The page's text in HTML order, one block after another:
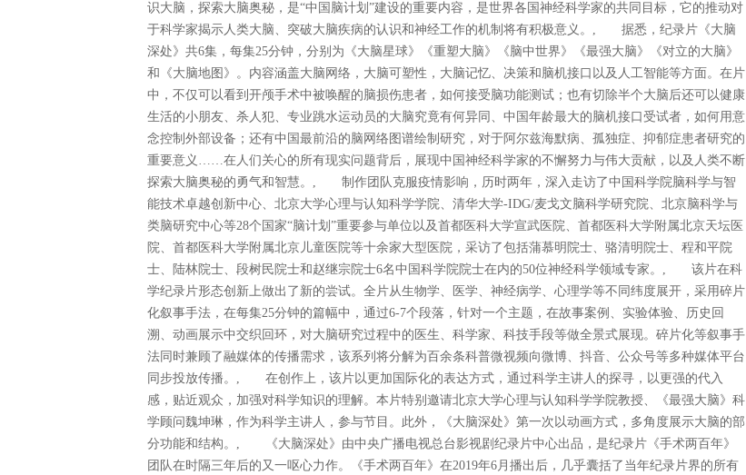
识大脑，探索大脑奥秘，是“中国脑计划”建设的重要内容，是世界各国神经科学家的共同目标，它的推动对
于科学家揭示人类大脑、突破大脑疾病的认识和神经工作的机制将有积极意义。, 据悉，纪录片《大脑
深处》共6集，每集25分钟，分别为《大脑星球》《重塑大脑》《脑中世界》《最强大脑》《对立的大脑》
和《大脑地图》。内容涵盖大脑网络，大脑可塑性，大脑记忆、决策和脑机接口以及人工智能等方面。在片
中，不仅可以看到开颅手术中被唤醒的脑损伤患者，如何接受脑功能测试；也有切除半个大脑后还可以健康
生活的小朋友、杀人犯、专业跳水运动员的大脑究竟有何异同、中国年龄最大的脑机接口受试者，如何用意
念控制外部设备；还有中国最前沿的脑网络图谱绘制研究，对于阿尔兹海默病、孤独症、抑郁症患者研究的
重要意义……在人们关心的所有现实问题背后，展现中国神经科学家的不懈努力与伟大贡献，以及人类不断
探索大脑奥秘的勇气和智慧。, 制作团队克服疫情影响，历时两年，深入走访了中国科学院脑科学与智
能技术卓越创新中心、北京大学心理与认知科学学院、清华大学-IDG/麦戈文脑科学研究院、北京脑科学与
类脑研究中心等28个国家“脑计划”重要参与单位以及首都医科大学宣武医院、首都医科大学附属北京天坛医
院、首都医科大学附属北京儿童医院等十余家大型医院，采访了包括蒲慕明院士、骆清明院士、程和平院
士、陆林院士、段树民院士和赵继宗院士6名中国科学院院士在内的50位神经科学领域专家。, 该片在科
学纪录片形态创新上做出了新的尝试。全片从生物学、医学、神经病学、心理学等不同纬度展开，采用碎片
化叙事手法，在每集25分钟的篇幅中，通过6-7个段落，针对一个主题，在故事案例、实验体验、历史回
溯、动画展示中交织回环，对大脑研究过程中的医生、科学家、科技手段等做全景式展现。碎片化等叙事手
法同时兼顾了融媒体的传播需求，该系列将分解为百余条科普微视频向微博、抖音、公众号等多种媒体平台
同步投放传播。, 在创作上，该片以更加国际化的表达方式，通过科学主讲人的探寻，以更强的代入
感，贴近观众，加强对科学知识的理解。本片特别邀请北京大学心理与认知科学学院教授、《最强大脑》科
学顾问魏坤琳，作为科学主讲人，参与节目。此外，《大脑深处》第一次以动画方式，多角度展示大脑的部
分功能和结构。, 《大脑深处》由中央广播电视总台影视剧纪录片中心出品，是纪录片《手术两百年》
团队在时隔三年后的又一呕心力作。《手术两百年》在2019年6月播出后，几乎囊括了当年纪录片界的所有